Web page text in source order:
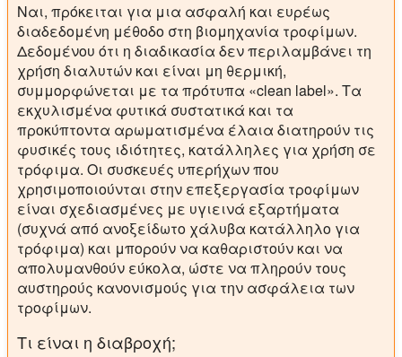
Ναι, πρόκειται για μια ασφαλή και ευρέως
διαδεδομένη μέθοδο στη βιομηχανία τροφίμων.
Δεδομένου ότι η διαδικασία δεν περιλαμβάνει τη
χρήση διαλυτών και είναι μη θερμική,
συμμορφώνεται με τα πρότυπα «clean label». Τα
εκχυλισμένα φυτικά συστατικά και τα
προκύπτοντα αρωματισμένα έλαια διατηρούν τις
φυσικές τους ιδιότητες, κατάλληλες για χρήση σε
τρόφιμα. Οι συσκευές υπερήχων που
χρησιμοποιούνται στην επεξεργασία τροφίμων
είναι σχεδιασμένες με υγιεινά εξαρτήματα
(συχνά από ανοξείδωτο χάλυβα κατάλληλο για
τρόφιμα) και μπορούν να καθαριστούν και να
απολυμανθούν εύκολα, ώστε να πληρούν τους
αυστηρούς κανονισμούς για την ασφάλεια των
τροφίμων.
Τι είναι η διαβροχή;